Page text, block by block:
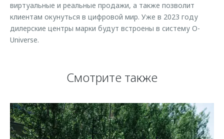
виртуальные и реальные продажи, а также позволит
клиентам окунуться в цифровой мир. Уже в 2023 году
дилерские центры марки будут встроены в систему O-
Universe.
Смотрите также